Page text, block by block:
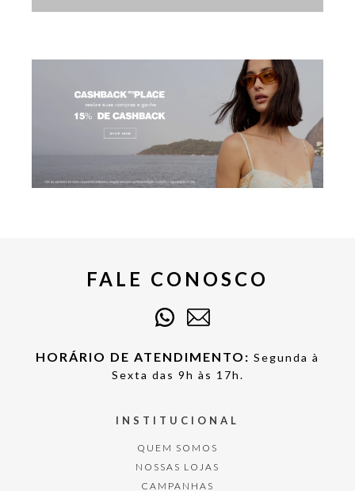
FALE CONOSCO
HORÁRIO DE ATENDIMENTO: Segunda à
Sexta das 9h às 17h.
INSTITUCIONAL
QUEM SOMOS
NOSSAS LOJAS
CAMPANHAS